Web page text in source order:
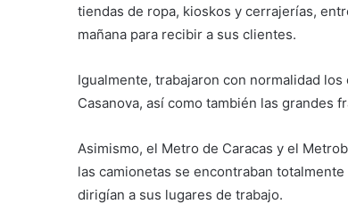
tiendas de ropa, kioskos y cerrajerías,
mañana para recibir a sus clientes.
Igualmente, trabajaron con normalidad
Casanova, así como también las grandes
Asimismo, el Metro de Caracas y el
las camionetas se encontraban
dirigían a sus lugares de trabajo.